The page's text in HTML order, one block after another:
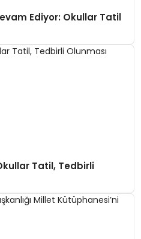
Ediyor: Okullar Tatil
Tatil, Tedbirli